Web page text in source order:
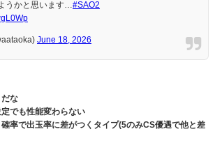
うかと思います… #SAO2
June 18, 2026
だな
でも性能変わらない
率で出玉率に差がつくタイプ(5のみCS優遇で他と差